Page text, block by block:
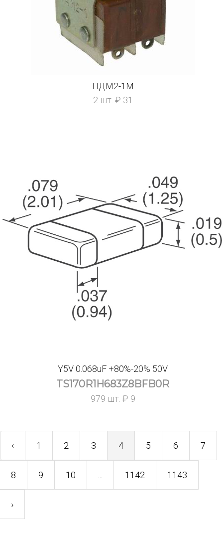
ПДМ2-1М
2 шт. ₽ 31
Y5V 0.068uF +80%-20% 50V
TS170R1H683Z8BFB0R
979 шт. ₽ 9
‹ 1 2 3 4 5 6 7
8 9 10 1142 1143
›